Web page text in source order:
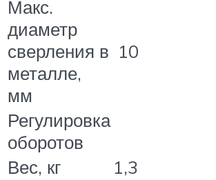
Макс.
диаметр
сверления в
металле,
мм
10
Регулировка
оборотов
Вес, кг
1,3